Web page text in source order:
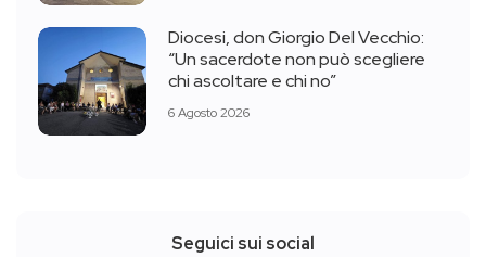
Diocesi, don Giorgio Del Vecchio:
“Un sacerdote non può scegliere
chi ascoltare e chi no”
6 Agosto 2026
Seguici sui social